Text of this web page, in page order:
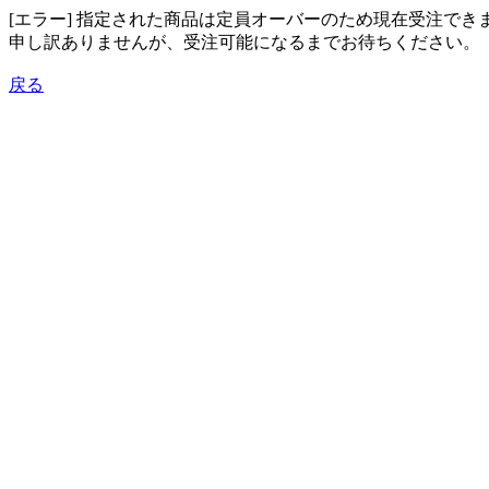
[エラー] 指定された商品は定員オーバーのため現在受注でき
申し訳ありませんが、受注可能になるまでお待ちください。
戻る